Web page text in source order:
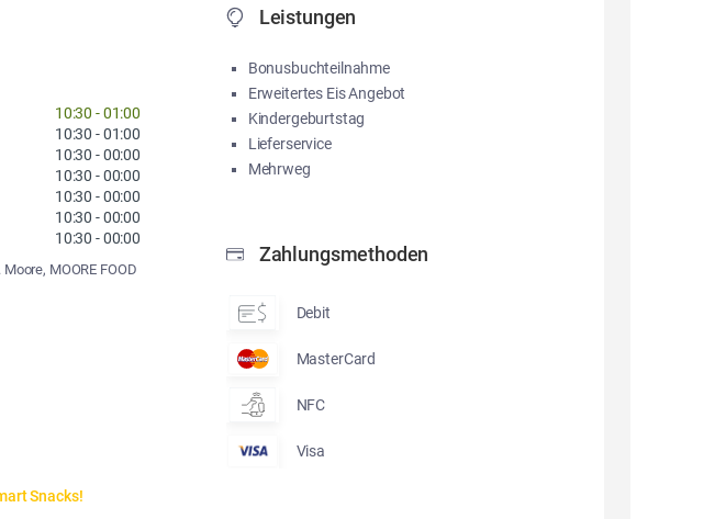
10:30 -01:00
10:30 -01:00
10:30 -00:00
10:30 -00:00
10:30 -00:00
10:30 -00:00
10:30 -00:00
MOORE FOOD
Snacks!
Leistungen
Bonusbuchteilnahme
Erweitertes Eis Angebot
Kindergeburtstag
Lieferservice
Mehrweg
Zahlungsmethoden
Debit
MasterCard
NFC
Visa